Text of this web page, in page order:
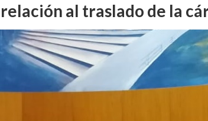
al traslado de la